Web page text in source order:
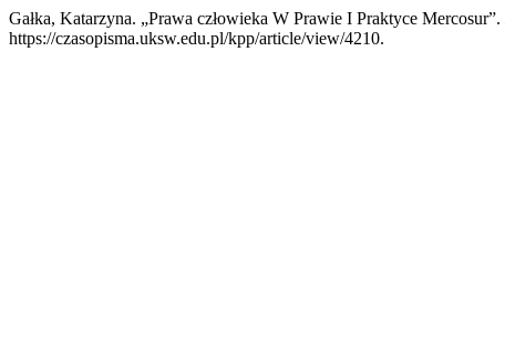
Gałka, Katarzyna. „Prawa człowieka W Prawie I Praktyce Mercosur”.
https://czasopisma.uksw.edu.pl/kpp/article/view/4210.